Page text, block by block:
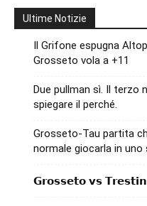
Ultime Notizie
Il Grifone espugna
Grosseto vola a +11
Due pullman sì. Il terzo
spiegare il perché.
Grosseto-Tau partita
normale giocarla in
𝗚𝗿𝗼𝘀𝘀𝗲𝘁𝗼 𝘃𝘀